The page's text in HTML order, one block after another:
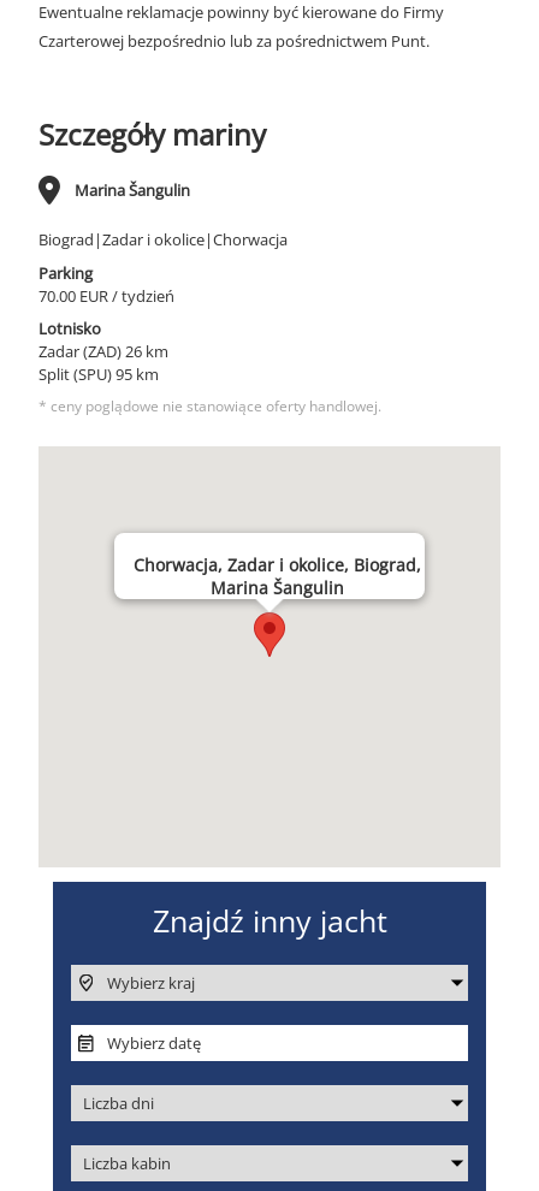
Ewentualne reklamacje powinny być kierowane do Firmy
Czarterowej bezpośrednio lub za pośrednictwem Punt.
Szczegóły mariny
Marina Šangulin
Biograd|Zadar i okolice|Chorwacja
Parking
70.00 EUR / tydzień
Lotnisko
Zadar (ZAD) 26 km
Split (SPU) 95 km
* ceny poglądowe nie stanowiące oferty handlowej.
Chorwacja, Zadar i okolice, Biograd,
Marina Šangulin